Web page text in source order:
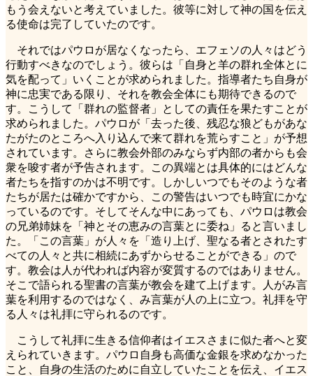
もう会えないと考えていました。彼等に対して神の国を伝え
る使命は完了していたのです。
それではパウロが居なくなったら、エフェソの人々はどう
行動すべきなのでしょう。彼らは「自身と羊の群れ全体とに
気を配って」いくことが求められました。指導者たち自身が
神に忠実である限り、それを教会全体にも期待できるので
す。こうして「群れの監督者」としての責任を果たすことが
求められました。パウロが「去った後、残忍な狼どもがあな
たがたのところへ入り込んで来て群れを荒らすこと」が予想
されています。さらに教会外部のみならず内部の者からも会
衆を唆す者が予告されます。この異端とは具体的にはどんな
者たちを指すのかは不明です。しかしいつでもそのような者
たちが居たは確かですから、この警告はいつでも時宜にかな
っているのです。そしてそんな中にあっても、パウロは教会
の兄弟姉妹を「神とその恵みの言葉とに委ね」ると言いまし
た。「この言葉」が人々を「造り上げ、聖なる者とされたす
べての人々と共に相続にあずからせることができる」ので
す。教会は人が代われば内容が変質するのではありません。
そこで語られる聖書の言葉が教会を建て上げます。人がみ言
葉を利用するのではなく、み言葉が人の上に立つ。礼拝を守
る人々は礼拝に守られるのです。
こうして礼拝に生きる信仰者はイエスさまに似た者へと変
えられていきます。パウロ自身も高価な金銀を求めなかった
こと、自身の生活のために自立していたことを伝え、イエス